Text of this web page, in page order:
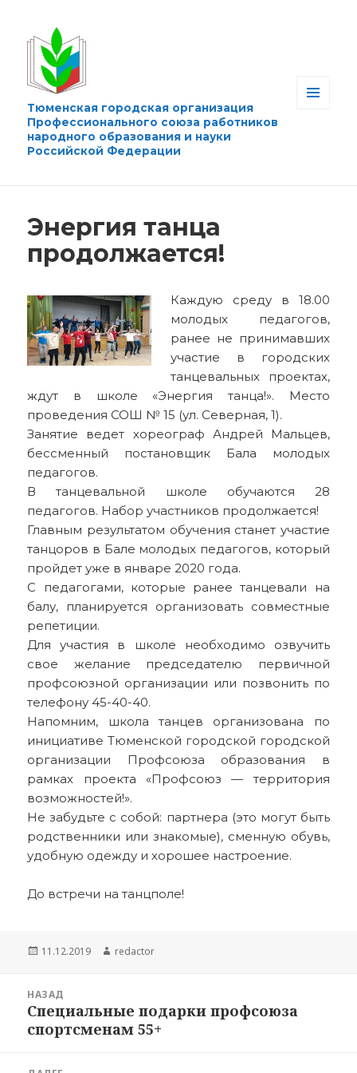
Тюменская городская организация
Профессионального союза работников
народного образования и науки
Российской Федерации
Энергия танца
продолжается!
Каждую среду в 18.00
молодых педагогов,
ранее не принимавших
участие в городских
танцевальных проектах,
ждут в школе «Энергия танца!». Место
проведения СОШ № 15 (ул. Северная, 1).
Занятие ведет хореограф Андрей Мальцев,
бессменный постановщик Бала молодых
педагогов.
В танцевальной школе обучаются 28
педагогов. Набор участников продолжается!
Главным результатом обучения станет участие
танцоров в Бале молодых педагогов, который
пройдет уже в январе 2020 года.
С педагогами, которые ранее танцевали на
балу, планируется организовать совместные
репетиции.
Для участия в школе необходимо озвучить
свое желание председателю первичной
профсоюзной организации или позвонить по
телефону 45-40-40.
Напомним, школа танцев организована по
инициативе Тюменской городской городской
организации Профсоюза образования в
рамках проекта «Профсоюз — территория
возможностей!».
Не забудьте с собой: партнера (это могут быть
родственники или знакомые), сменную обувь,
удобную одежду и хорошее настроение.
До встречи на танцполе!
Опубликовано
11.12.2019 Автор
redactor
записям
НАЗАД
Предыдущая
запись:
Специальные подарки профсоюза
спортсменам 55+